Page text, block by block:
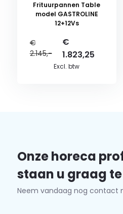
Frituurpannen Table
model GASTROLINE
12+12Vs
€
2.145,-
€
1.823,25
Excl. btw
Onze horeca
staan u graag
Neem vandaag nog contact